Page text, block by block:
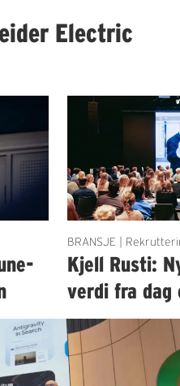
Electric
BRANSJE |
Kjell Rusti:
verdi fra dag